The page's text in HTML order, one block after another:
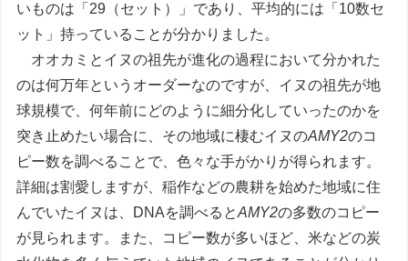
いものは「29（セット）」であり、平均的には「10数セ
ット」持っていることが分かりました。
オオカミとイヌの祖先が進化の過程において分かれた
のは何万年というオーダーなのですが、イヌの祖先が地
球規模で、何年前にどのように細分化していったのかを
突き止めたい場合に、その地域に棲むイヌのAMY2のコ
ピー数を調べることで、色々な手がかりが得られます。
詳細は割愛しますが、稲作などの農耕を始めた地域に住
んでいたイヌは、DNAを調べるとAMY2の多数のコピー
が見られます。また、コピー数が多いほど、米などの炭